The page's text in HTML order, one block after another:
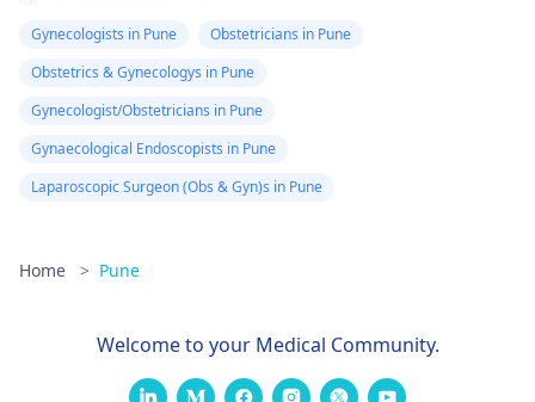
Gynecologists in Pune
Obstetricians in Pune
Obstetrics & Gynecologys in Pune
Gynecologist/Obstetricians in Pune
Gynaecological Endoscopists in Pune
Laparoscopic Surgeon (Obs & Gyn)s in Pune
Home > Pune
Welcome to your Medical Community.